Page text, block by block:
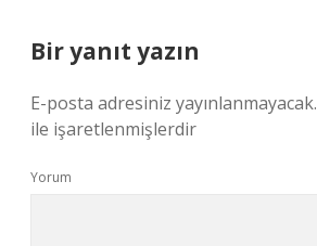
Bir yanıt yazın
E-posta adresiniz yayınlanmayacak.
ile işaretlenmişlerdir
Yorum